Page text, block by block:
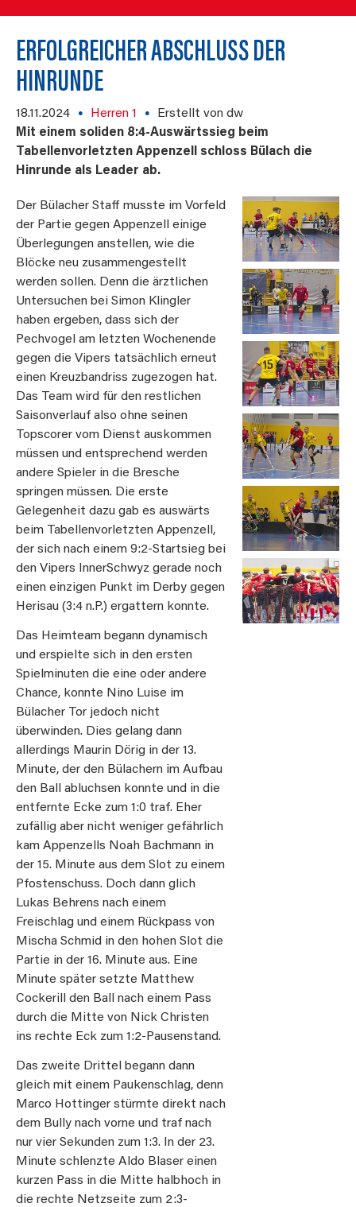
ERFOLGREICHER ABSCHLUSS DER
HINRUNDE
18.11.2024 Herren 1
Erstellt von dw
Mit einem soliden 8:4-Auswärtssieg beim
Tabellenvorletzten Appenzell schloss Bülach die
Hinrunde als Leader ab.
Der Bülacher Staff musste im Vorfeld
der Partie gegen Appenzell einige
Überlegungen anstellen, wie die
Blöcke neu zusammengestellt
werden sollen. Denn die ärztlichen
Untersuchen bei Simon Klingler
haben ergeben, dass sich der
Pechvogel am letzten Wochenende
gegen die Vipers tatsächlich erneut
einen Kreuzbandriss zugezogen hat.
Das Team wird für den restlichen
Saisonverlauf also ohne seinen
Topscorer vom Dienst auskommen
müssen und entsprechend werden
andere Spieler in die Bresche
springen müssen. Die erste
Gelegenheit dazu gab es auswärts
beim Tabellenvorletzten Appenzell,
der sich nach einem 9:2-Startsieg bei
den Vipers InnerSchwyz gerade noch
einen einzigen Punkt im Derby gegen
Herisau (3:4 n.P.) ergattern konnte.
Das Heimteam begann dynamisch
und erspielte sich in den ersten
Spielminuten die eine oder andere
Chance, konnte Nino Luise im
Bülacher Tor jedoch nicht
überwinden. Dies gelang dann
allerdings Maurin Dörig in der 13.
Minute, der den Bülachern im Aufbau
den Ball abluchsen konnte und in die
entfernte Ecke zum 1:0 traf. Eher
zufällig aber nicht weniger gefährlich
kam Appenzells Noah Bachmann in
der 15. Minute aus dem Slot zu einem
Pfostenschuss. Doch dann glich
Lukas Behrens nach einem
Freischlag und einem Rückpass von
Mischa Schmid in den hohen Slot die
Partie in der 16. Minute aus. Eine
Minute später setzte Matthew
Cockerill den Ball nach einem Pass
durch die Mitte von Nick Christen
ins rechte Eck zum 1:2-Pausenstand.
Das zweite Drittel begann dann
gleich mit einem Paukenschlag, denn
Marco Hottinger stürmte direkt nach
dem Bully nach vorne und traf nach
nur vier Sekunden zum 1:3. In der 23.
Minute schlenzte Aldo Blaser einen
kurzen Pass in die Mitte halbhoch in
die rechte Netzseite zum 2:3-